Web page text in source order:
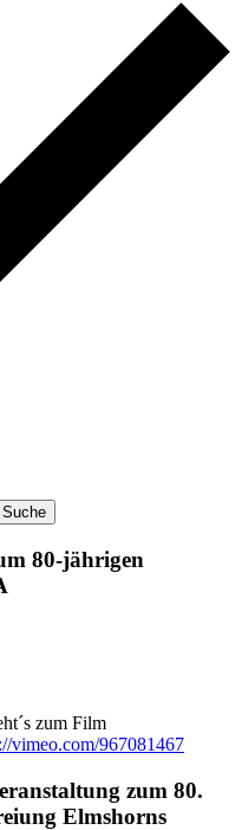
80-jährigen
zum Film
vimeo.com/967081467
zum 80.
Elmshorns